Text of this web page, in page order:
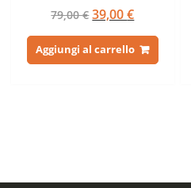
3.50
su 5
79,00€Il
originale
era:
39,00€Il
attuale
è:
Aggiungi al carrello